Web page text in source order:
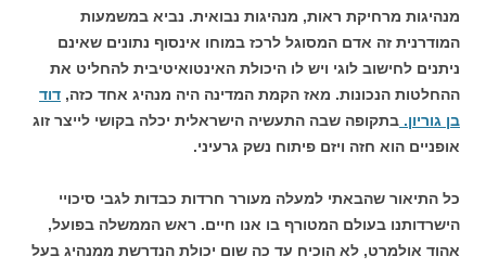
מנהיגות מרחיקת ראות, מנהיגות נבואית. נביא במשמעות
המודרנית זה אדם המסוגל לרכז במוחו אינסוף נתונים שאינם
ניתנים לחישוב לוגי ויש לו היכולת האינטואיטיבית להחליט את
ההחלטות הנכונות. מאז הקמת המדינה היה מנהיג אחד כזה, דוד
בן גוריון. בתקופה שבה התעשיה הישראלית יכלה בקושי לייצר זוג
אופניים הוא חזה ויזם פיתוח נשק גרעיני.
כל התיאור שהבאתי למעלה מעורר חרדות כבדות לגבי סיכויי
הישרדותנו בעולם המטורף בו אנו חיים. ראש הממשלה בפועל,
אהוד אולמרט, לא הוכיח עד כה שום יכולת הנדרשת ממנהיג בעל